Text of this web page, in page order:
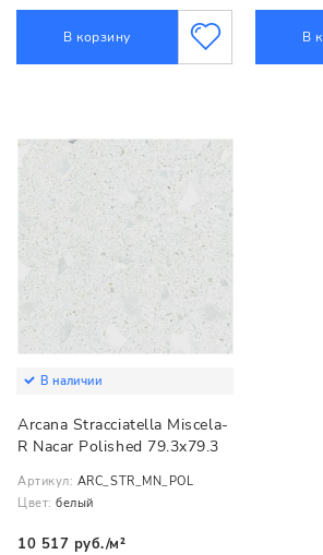
В корзину В
В наличии
Arcana Stracciatella Miscela-
R Nacar Polished 79.3x79.3
Артикул: ARC_STR_MN_POL
Цвет: белый
10 517 руб./м²